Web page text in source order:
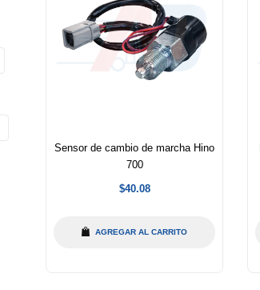
Sensor de cambio de marcha Hino
700
Precio
$40.08
AGREGAR AL CARRITO